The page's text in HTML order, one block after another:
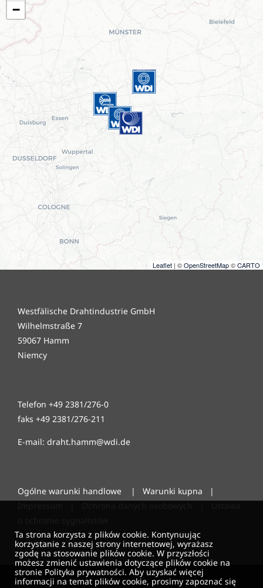
−
Leaflet | ©OpenStreetMap©CARTO
Westfälische Drahtindustrie GmbH
Wilhelmstraße 7
59067 Hamm
Niemcy
Telefon +49 2381/276-0
faks +49 2381/276-211
E-mail: draht.hamm@wdi.de
Ogólne warunki handlowe | Warunki kupna
|
Ta strona korzysta z plików cookie. Kontynuując
korzystanie z naszej strony internetowej, wyrażasz
zgodę na stosowanie plików cookie. W przyszłości
możesz zmienić ustawienia dotyczące plików cookie na
stronie Polityka prywatności. Aby uzyskać więcej
informacji na temat plików cookie, prosimy zapoznać się